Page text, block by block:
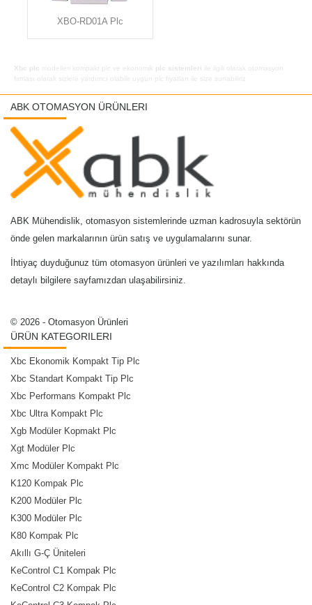
XBO-RD01A Plc
Xbc plc modelleri kompakt plc ve ekonomik plc sistemleri ile ilgili olarak otomasyon
firması olarak sizlere yardımcı olabilir uygun
plc fiyatları ile size sunabiliriz
ABK OTOMASYON ÜRÜNLERI
ABK Mühendislik, otomasyon sistemlerinde uzman kadrosuyla sektörün
önde gelen markalarının ürün satış ve uygulamalarını sunar.
İhtiyaç duyduğunuz tüm otomasyon ürünleri ve yazılımları hakkında
detaylı bilgilere sayfamızdan ulaşabilirsiniz.
© 2026 - Otomasyon Ürünleri
ÜRÜN KATEGORILERI
Xbc Ekonomik Kompakt Tip Plc
Xbc Standart Kompakt Tip Plc
Xbc Performans Kompakt Plc
Xbc Ultra Kompakt Plc
Xgb Modüler Kopmakt Plc
Xgt Modüler Plc
Xmc Modüler Kompakt Plc
K120 Kompak Plc
K200 Modüler Plc
K300 Modüler Plc
K80 Kompak Plc
Akıllı G-Ç Üniteleri
KeControl C1 Kompak Plc
KeControl C2 Kompak Plc